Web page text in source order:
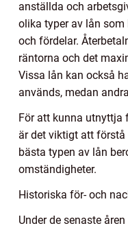
anställda och
olika typer av lån
och fördelar.
räntorna och det
Vissa lån kan också
används, medan
För att kunna utnyttja
är det viktigt att
bästa typen av lån
omständigheter.
Historiska för- och
Under de senaste